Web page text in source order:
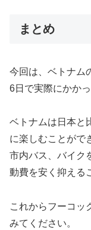
まとめ
今回は、ベトナム
6日で実際にかか
ベトナムは日本と
に楽しむことがで
市内バス、バイク
動費を安く抑える
これからフーコッ
みてください。